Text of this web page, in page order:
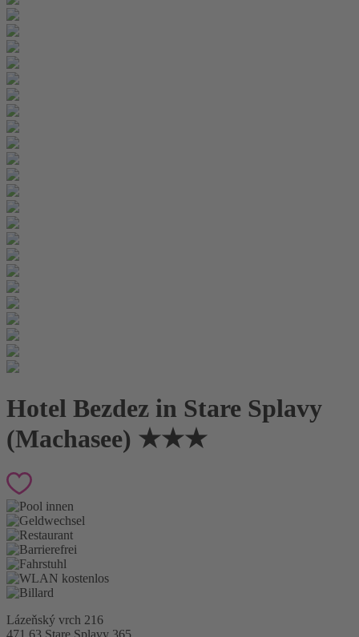
Hotel Bezdez in Stare Splavy
(Machasee) ★★★
Lázeňský vrch 216
471 63 Stare Splavy 365